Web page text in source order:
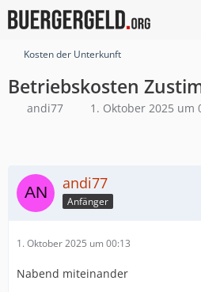
Kosten der Unterkunft
Betriebskosten
andi77 1. Oktober 2025 um
andi77
Anfänger
1. Oktober 2025 um 00:13
Nabend miteinander